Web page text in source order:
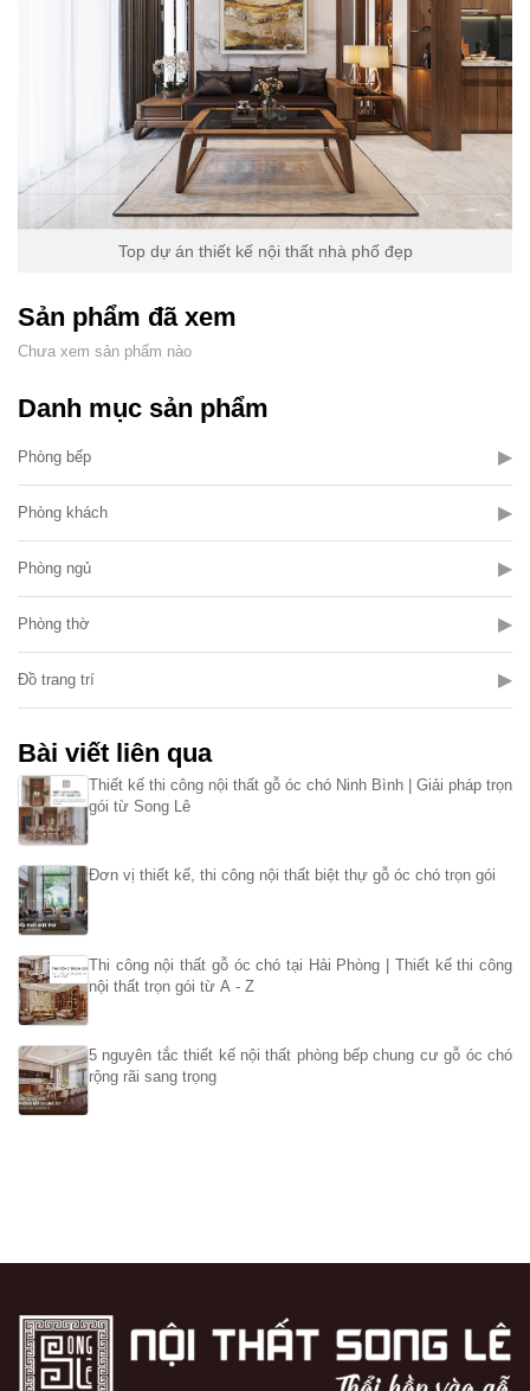
Top dự án thiết kế nội thất nhà phố đẹp
Sản phẩm đã xem
Chưa xem sản phẩm nào
Danh mục sản phẩm
Phòng bếp ▶
Phòng khách ▶
Phòng ngủ ▶
Phòng thờ ▶
Đồ trang trí ▶
Bài viết liên qua
Thiết kế thi công nội thất gỗ óc chó Ninh Bình | Giải pháp trọn
gói từ Song Lê
Đơn vị thiết kế, thi công nội thất biệt thự gỗ óc chó trọn gói
Thi công nội thất gỗ óc chó tại Hải Phòng | Thiết kế thi công
nội thất trọn gói từ A - Z
5 nguyên tắc thiết kế nội thất phòng bếp chung cư gỗ óc chó
rộng rãi sang trọng